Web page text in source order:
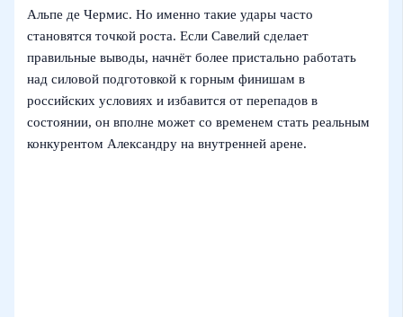
Альпе де Чермис. Но именно такие удары часто
становятся точкой роста. Если Савелий сделает
правильные выводы, начнёт более пристально работать
над силовой подготовкой к горным финишам в
российских условиях и избавится от перепадов в
состоянии, он вполне может со временем стать реальным
конкурентом Александру на внутренней арене.